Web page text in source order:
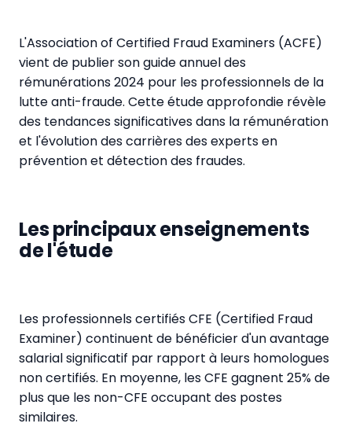
L'Association of Certified Fraud Examiners (ACFE)
vient de publier son guide annuel des
rémunérations 2024 pour les professionnels de la
lutte anti-fraude. Cette étude approfondie révèle
des tendances significatives dans la rémunération
et l'évolution des carrières des experts en
prévention et détection des fraudes.
Les principaux enseignements
de l'étude
Les professionnels certifiés CFE (Certified Fraud
Examiner) continuent de bénéficier d'un avantage
salarial significatif par rapport à leurs homologues
non certifiés. En moyenne, les CFE gagnent 25% de
plus que les non-CFE occupant des postes
similaires.